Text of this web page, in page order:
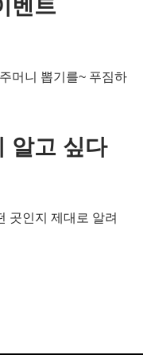
벤트
머니 뽑기를~ 푸짐하
알고 싶다
곳인지 제대로 알려